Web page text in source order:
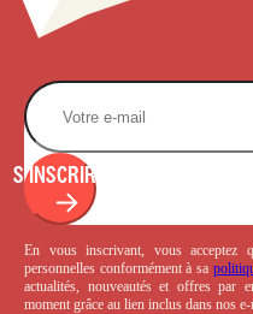
S'INSCRIRE
En vous inscrivant, vous acceptez
personnelles conformément à sa
actualités, nouveautés et offres par
moment grâce au lien inclus dans nos e-